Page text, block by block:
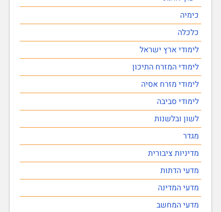
כימיה
כלכלה
לימודי ארץ ישראל
לימודי המזרח התיכון
לימודי מזרח אסיה
לימודי סביבה
לשון ובלשנות
מגדר
מדיניות ציבורית
מדעי הדתות
מדעי המדינה
מדעי המחשב